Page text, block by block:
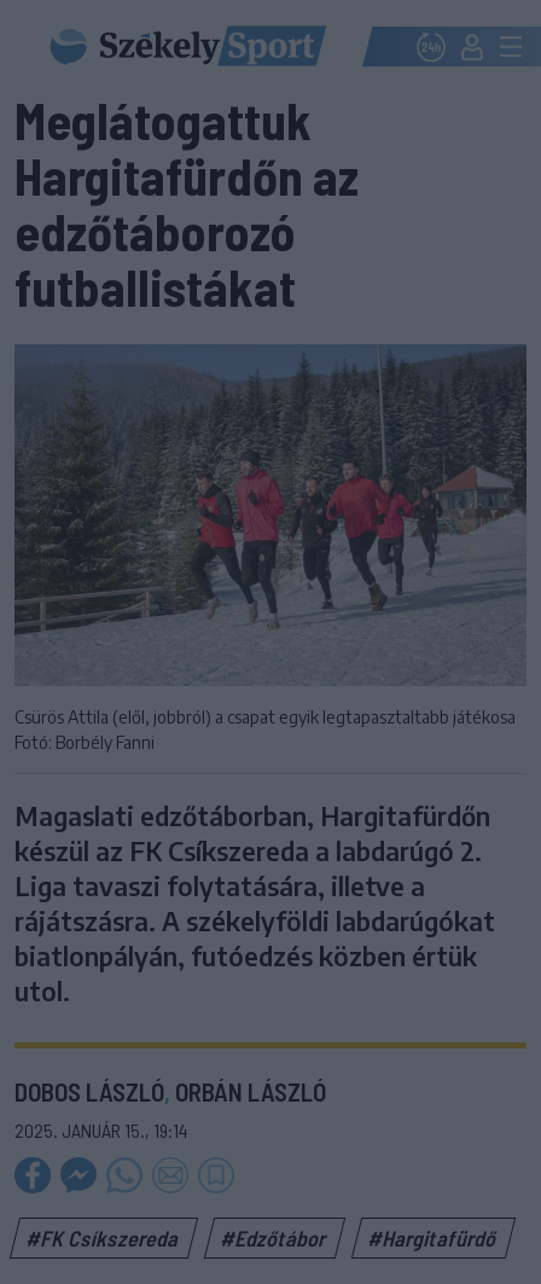
Meglátogattuk
Hargitafürdőn az
edzőtáborozó
futballistákat
Csürös Attila (elől, jobbról) a csapat egyik legtapasztaltabb játékosa
Fotó: Borbély Fanni
Magaslati edzőtáborban, Hargitafürdőn
készül az FK Csíkszereda a labdarúgó 2.
Liga tavaszi folytatására, illetve a
rájátszásra. A székelyföldi labdarúgókat
biatlonpályán, futóedzés közben értük
utol.
DOBOS LÁSZLÓ, ORBÁN LÁSZLÓ
2025. JANUÁR 15., 19:14
#FK Csíkszereda #Edzőtábor #Hargitafürdő